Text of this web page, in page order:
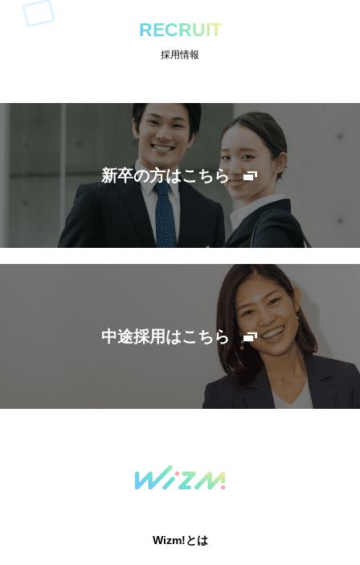
RECRUIT
採用情報
新卒の方はこちら
中途採用はこちら
Wizm!とは